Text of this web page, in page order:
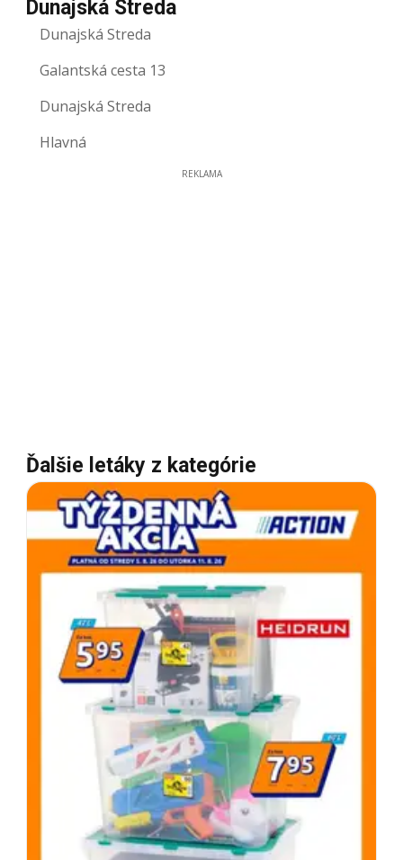
Dunajská Streda
Dunajská Streda
Galantská cesta 13
Dunajská Streda
Hlavná
REKLAMA
Ďalšie letáky z kategórie